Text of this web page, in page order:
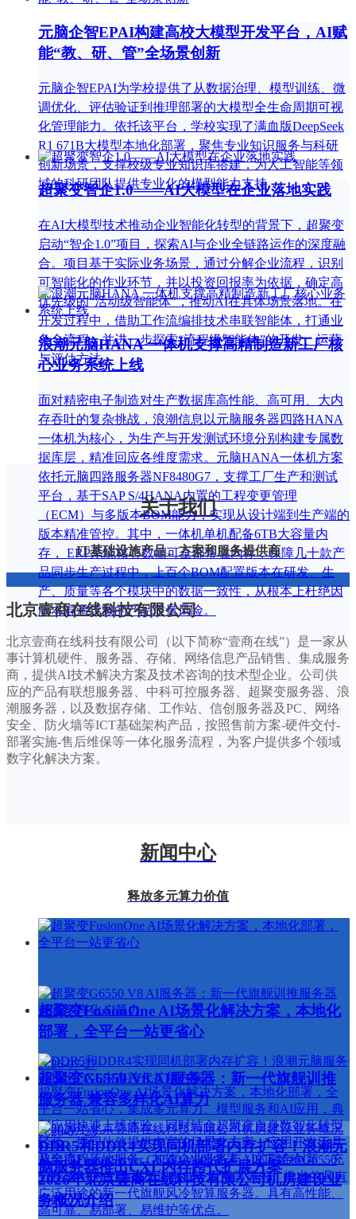
元脑企智EPAI构建高校大模型开发平台，AI赋
能“教、研、管”全场景创新
元脑企智EPAI为学校提供了从数据治理、模型训练、微
调优化、评估验证到推理部署的大模型全生命周期可视
化管理能力。依托该平台，学校实现了满血版DeepSeek
R1 671B大模型本地化部署，聚焦专业知识服务与科研
创新场景，支撑校级专业知识库搭建，为人工智能等领
域的科研团队提供专业化的模型能力支持
超聚变智企1.0——AI大模型在企业落地实践
在AI大模型技术推动企业智能化转型的背景下，超聚变
启动“智企1.0”项目，探索AI与企业全链路运作的深度融
合。项目基于实际业务场景，通过分解企业流程，识别
可智能化的作业环节，并以投资回报率为依据，确定高
优先级的“活动级智能体”，推动AI在具体场景落地。在
开发过程中，借助工作流编排技术串联智能体，打通业
务全流程，并进一步探索“流程级智能体”的开发、运营
与评估方法。
浪潮元脑HANA 一体机支撑高精制造新工厂核
心业务系统上线
面对精密电子制造对生产数据库高性能、高可用、大内
存吞吐的复杂挑战，浪潮信息以元脑服务器四路HANA
一体机为核心，为生产与开发测试环境分别构建专属数
据库层，精准回应各维度需求。元脑HANA一体机方案
依托元脑四路服务器NF8480G7，支撑工厂生产和测试
平台，基于SAP S/4HANA内置的工程变更管理
（ECM）与多版本BOM能力，实现从设计端到生产端的
版本精准管控。其中，一体机单机配备6TB大容量内
存， ERP系统核心数据可全部常驻内存，保障几十款产
品同步生产过程中，上百个BOM配置版本在研发、生
产、质量等各个模块中的数据一致性，从根本上杜绝因
版本混淆导致的产品质量风险。
关于我们
IT基础设施产品、方案和服务提供商
北京壹商在线科技有限公司
北京壹商在线科技有限公司（以下简称“壹商在线”）是一家从
事计算机硬件、服务器、存储、网络信息产品销售、集成服务
商，提供AI技术解决方案及技术咨询的技术型企业。公司供
应的产品有联想服务器、中科可控服务器、超聚变服务器、浪
潮服务器，以及数据存储、工作站、信创服务器及PC、网络
安全、防火墙等ICT基础架构产品 ，按照售前方案-硬件交付-
部署实施-售后维保等一体化服务流程，为客户提供多个领域
数字化解决方案。
新闻中心
释放多元算力价值
超聚变FusionOne AI场景化解决方案，本地化
部署，全平台一站更省心
2026-07-27
超聚变FusionOne AI场景化解决方案，本地化部署，全
平台一站省心，集成多元算力、模型服务和AI应用，典
型应用快速上线体验。同时结合超聚变自身数智化转型
经验，协同伙伴提供丰富的场景化方案、应用开发工具
及全流程落地服务，加速企业业务与AI的融合创新，充
分释放AI的生产潜力。
超聚变G6550 V8 AI服务器：新一代旗舰训推
服务器 兼容多样化AI算力
2026-07-23
超聚变FusionServer G6550 V8服务器（以下简称G6550
V8）是针对AI大模型训推业务应用等需求，推出的具有
广泛用途的新一代旗舰风冷智算服务器。具有高性能、
高可靠、易部署、易维护等优点。
DDR5和DDR4实现同机部署内存扩容！浪潮元
脑服务器推出CXL内存跨代扩展方案
2026-07-21
2026年北京壹商在线科技有限公司机房建设业
务概况介绍